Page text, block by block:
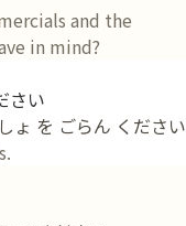
and the
in mind?
さい
ょ を ごらん ください